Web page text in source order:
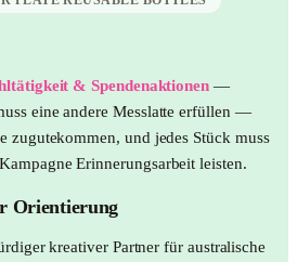
& Spendenaktionen —
eine andere Messlatte erfüllen —
zugutekommen, und jedes Stück muss
Erinnerungsarbeit leisten.
Orientierung
kreativer Partner für australische